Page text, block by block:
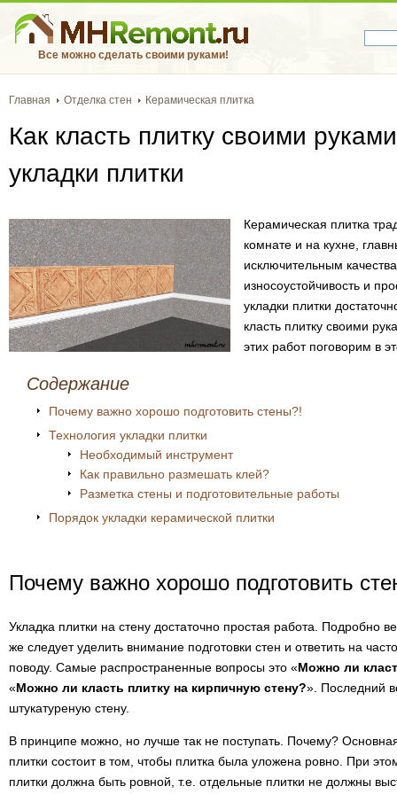
Все можно сделать своими руками!
Главная Отделка стен Керамическая плитка
Как класть плитку своими
укладки плитки
Керамическая плитка
комнате и на кухне,
исключительным
износоустойчивость и
укладки плитки
класть плитку своими
этих работ поговорим в
Содержание
Почему важно хорошо подготовить стены?!
Технология укладки плитки
Необходимый инструмент
Как правильно размешать клей?
Разметка стены и подготовительные работы
Порядок укладки керамической плитки
Почему важно хорошо подготовить
Укладка плитки на стену достаточно простая работа. Подробно
же следует уделить внимание подготовки стен и ответить на
поводу. Самые распространенные вопросы это «Можно ли
«Можно ли класть плитку на кирпичную стену?». Последний
штукатуреную стену.
В принципе можно, но лучше так не поступать. Почему?
плитки состоит в том, чтобы плитка была уложена ровно. При
плитки должна быть ровной, т.е. отдельные плитки не должны